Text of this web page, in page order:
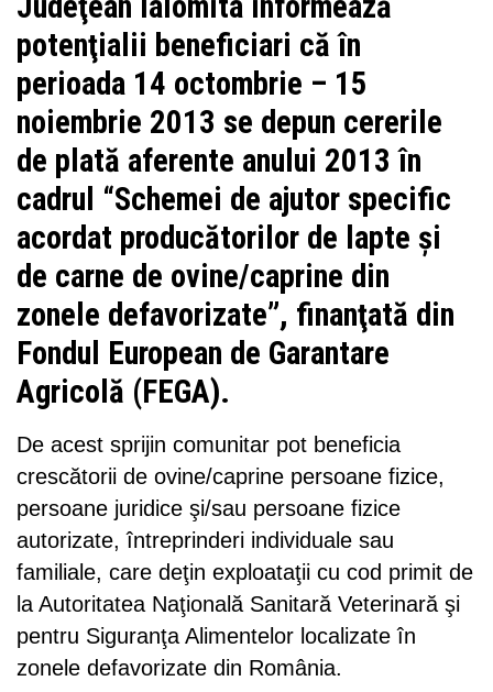
potenţialii beneficiari că în
perioada 14 octombrie – 15
noiembrie 2013 se depun cererile
de plată aferente anului 2013 în
cadrul “Schemei de ajutor specific
acordat producătorilor de lapte şi
de carne de ovine/caprine din
zonele defavorizate”, finanţată din
Fondul European de Garantare
Agricolă (FEGA).
De acest sprijin comunitar pot beneficia
crescătorii de ovine/caprine persoane fizice,
persoane juridice şi/sau persoane fizice
autorizate, întreprinderi individuale sau
familiale, care deţin exploataţii cu cod primit de
la Autoritatea Naţională Sanitară Veterinară şi
pentru Siguranţa Alimentelor localizate în
zonele defavorizate din România.